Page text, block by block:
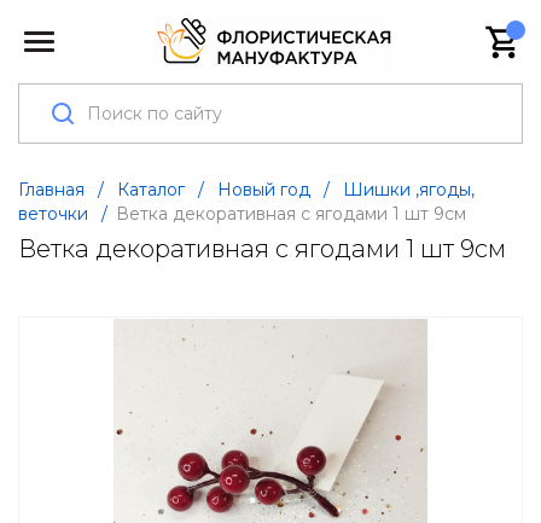
Главная / Каталог / Новый год /
Шишки ,ягоды,
веточки
/ Ветка декоративная с ягодами 1 шт 9см
Ветка декоративная с ягодами 1 шт 9см